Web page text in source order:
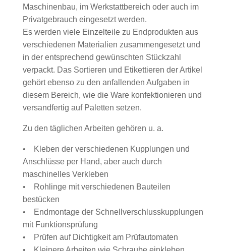
Maschinenbau, im Werkstattbereich oder auch im
Privatgebrauch eingesetzt werden.
Es werden viele Einzelteile zu Endprodukten aus
verschiedenen Materialien zusammengesetzt und
in der entsprechend gewünschten Stückzahl
verpackt. Das Sortieren und Etikettieren der Artikel
gehört ebenso zu den anfallenden Aufgaben in
diesem Bereich, wie die Ware konfektionieren und
versandfertig auf Paletten setzen.
Zu den täglichen Arbeiten gehören u. a.
• Kleben der verschiedenen Kupplungen und
Anschlüsse per Hand, aber auch durch
maschinelles Verkleben
• Rohlinge mit verschiedenen Bauteilen
bestücken
• Endmontage der Schnellverschlusskupplungen
mit Funktionsprüfung
• Prüfen auf Dichtigkeit am Prüfautomaten